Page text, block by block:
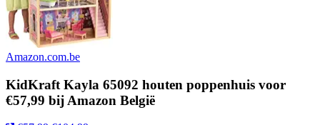
Amazon.com.be
KidKraft Kayla 65092 houten poppenhuis voor
€57,99 bij Amazon België